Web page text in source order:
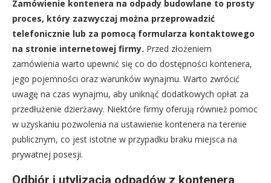
Zamówienie kontenera na odpady budowlane to prosty
proces, który zazwyczaj można przeprowadzić
telefonicznie lub za pomocą formularza kontaktowego
na stronie internetowej firmy. Przed złożeniem
zamówienia warto upewnić się co do dostępności kontenera,
jego pojemności oraz warunków wynajmu. Warto zwrócić
uwagę na czas wynajmu, aby uniknąć dodatkowych opłat za
przedłużenie dzierżawy. Niektóre firmy oferują również pomoc
w uzyskaniu pozwolenia na ustawienie kontenera na terenie
publicznym, co jest istotne w przypadku braku miejsca na
prywatnej posesji.
Odbiór i utylizacja odpadów z kontenera